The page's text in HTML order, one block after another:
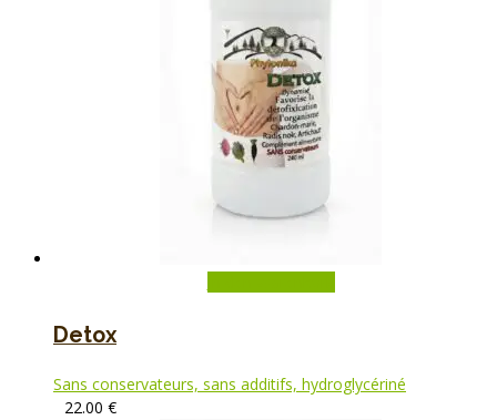
Detox
Sans conservateurs, sans additifs, hydroglycériné
22.00 €